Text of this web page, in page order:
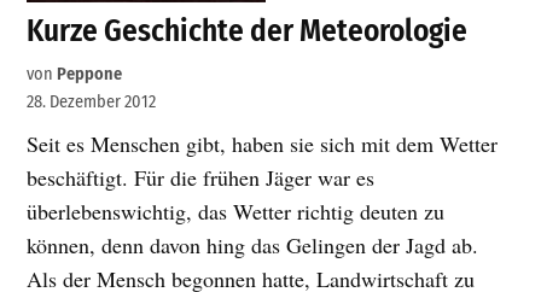
Kurze Geschichte der Meteorologie
von Peppone
28. Dezember 2012
Seit es Menschen gibt, haben sie sich mit dem Wetter
beschäftigt. Für die frühen Jäger war es
überlebenswichtig, das Wetter richtig deuten zu
können, denn davon hing das Gelingen der Jagd ab.
Als der Mensch begonnen hatte, Landwirtschaft zu